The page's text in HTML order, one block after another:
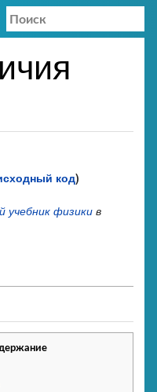
код)
учебник физикив